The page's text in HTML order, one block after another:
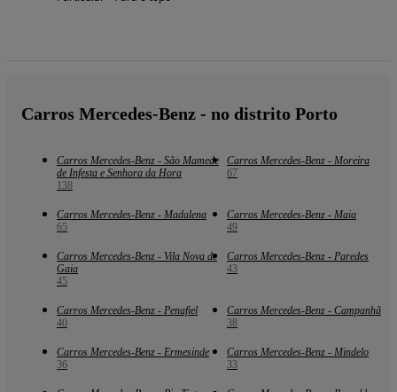
Carros Mercedes-Benz - no distrito Porto
Carros Mercedes-Benz - São Mamede
de Infesta e Senhora da Hora
138
Carros Mercedes-Benz - Moreira
67
Carros Mercedes-Benz - Madalena
65
Carros Mercedes-Benz - Maia
49
Carros Mercedes-Benz - Vila Nova de
Gaia
45
Carros Mercedes-Benz - Paredes
43
Carros Mercedes-Benz - Penafiel
40
Carros Mercedes-Benz - Campanhã
38
Carros Mercedes-Benz - Ermesinde
36
Carros Mercedes-Benz - Mindelo
33